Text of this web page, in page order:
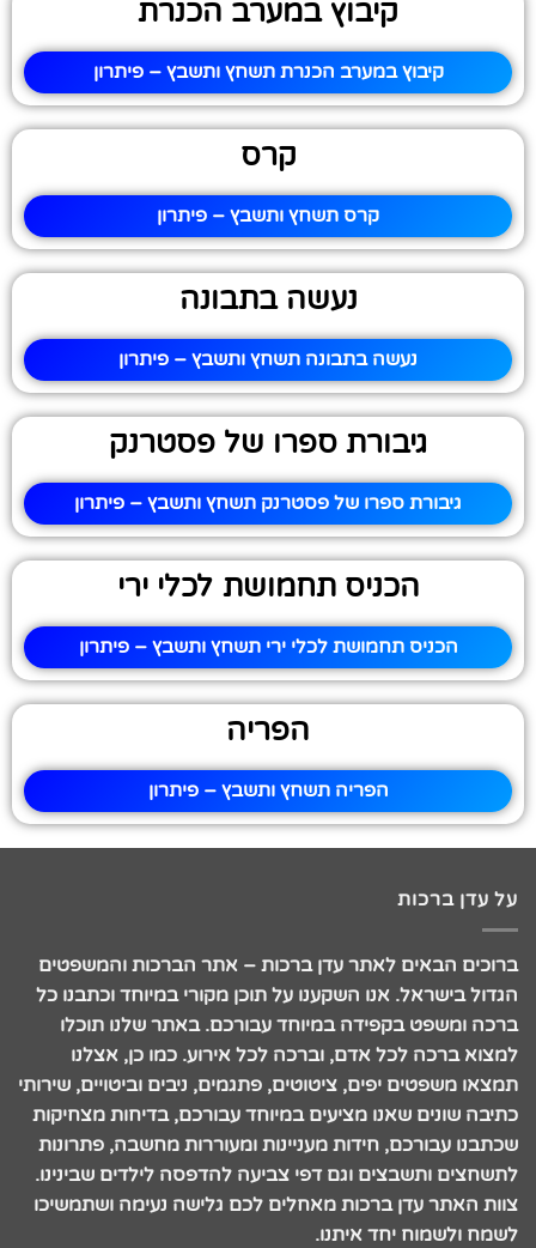
קיבוץ במערב הכנרת
קיבוץ במערב הכנרת תשחץ ותשבץ – פיתרון
קרס
קרס תשחץ ותשבץ – פיתרון
נעשה בתבונה
נעשה בתבונה תשחץ ותשבץ – פיתרון
גיבורת ספרו של פסטרנק
גיבורת ספרו של פסטרנק תשחץ ותשבץ – פיתרון
הכניס תחמושת לכלי ירי
הכניס תחמושת לכלי ירי תשחץ ותשבץ – פיתרון
הפריה
הפריה תשחץ ותשבץ – פיתרון
על עדן ברכות
ברוכים הבאים לאתר עדן ברכות – אתר הברכות והמשפטים
הגדול בישראל. אנו השקענו על תוכן מקורי במיוחד וכתבנו כל
ברכה ומשפט בקפידה במיוחד עבורכם. באתר שלנו תוכלו
למצוא ברכה לכל אדם, וברכה לכל אירוע. כמו כן, אצלנו
תמצאו משפטים יפים, ציטוטים, פתגמים, ניבים וביטויים, שירותי
כתיבה שונים שאנו מציעים במיוחד עבורכם, בדיחות מצחיקות
שכתבנו עבורכם, חידות מעניינות ומעוררות מחשבה, פתרונות
לתשחצים ותשבצים וגם דפי צביעה להדפסה לילדים שבינינו.
צוות האתר עדן ברכות מאחלים לכם גלישה נעימה ושתמשיכו
לשמח ולשמוח יחד איתנו.